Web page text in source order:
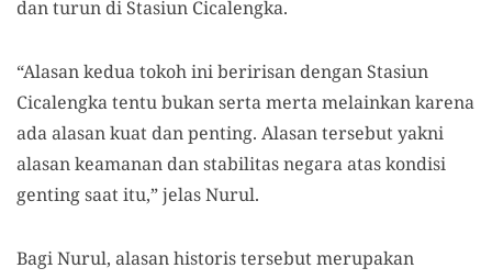
dan turun di Stasiun Cicalengka.
“Alasan kedua tokoh ini beririsan dengan Stasiun
Cicalengka tentu bukan serta merta melainkan karena
ada alasan kuat dan penting. Alasan tersebut yakni
alasan keamanan dan stabilitas negara atas kondisi
genting saat itu,” jelas Nurul.
Bagi Nurul, alasan historis tersebut merupakan